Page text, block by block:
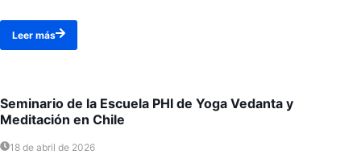
Leer más
Seminario de la Escuela PHI de Yoga Vedanta y
Meditación en Chile
18 de abril de 2026